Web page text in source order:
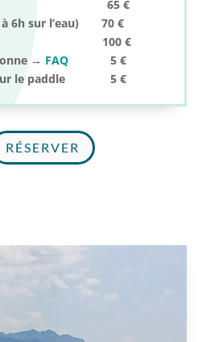
65 €
à 6h sur l’eau) 70 €
100 €
→ FAQ5 €
sur le paddle 5 €
RÉSERVER